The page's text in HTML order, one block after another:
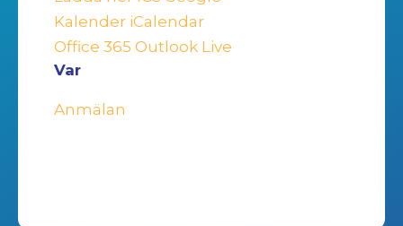
Kalender iCalendar
Office 365 Outlook Live
Var
Anmälan